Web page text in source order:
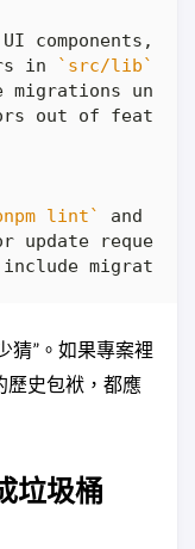
in `src/lib`
lint`
猜”。如果專案裡
歷史包袱，都應
垃圾桶